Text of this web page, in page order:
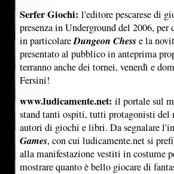
Serfer Giochi: l'editore pescarese di
presenza in Underground del 2006,
in particolareDungeon Chesse la
presentato al pubblico in anteprima
terranno anche dei tornei, venerdì e
Fersini!
www.ludicamente.net: il portale sul
stand tanti ospiti, tutti protagonisti del
autori di giochi e libri. Da segnalare
Games, con cui ludicamente.net si
alla manifestazione vestiti in costume
mostrare quanto è bello giocare di